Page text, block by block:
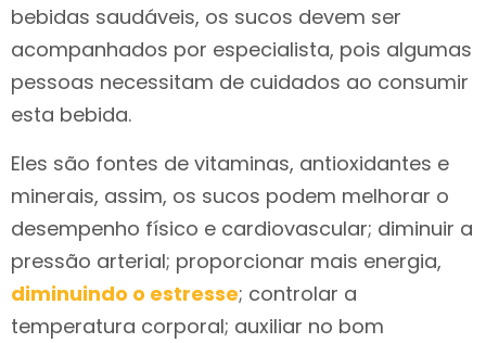
bebidas saudáveis, os sucos devem ser
acompanhados por especialista, pois algumas
pessoas necessitam de cuidados ao consumir
esta bebida.
Eles são fontes de vitaminas, antioxidantes e
minerais, assim, os sucos podem melhorar o
desempenho físico e cardiovascular; diminuir a
pressão arterial; proporcionar mais energia,
diminuindo o estresse; controlar a
temperatura corporal; auxiliar no bom